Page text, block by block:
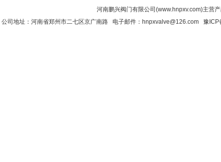
河南鹏兴阀门有限公司(www.hnpxv.com)主营
公司地址：河南省郑州市二七区京广南路 电子邮件：hnpxvalve@126.com 豫ICP